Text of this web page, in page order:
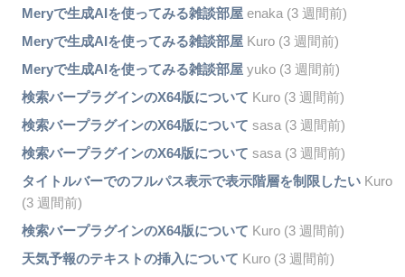
Meryで生成AIを使ってみる雑談部屋enaka (3 週間前)
Meryで生成AIを使ってみる雑談部屋Kuro (3 週間前)
Meryで生成AIを使ってみる雑談部屋yuko (3 週間前)
検索バープラグインのX64版について Kuro (3 週間前)
検索バープラグインのX64版について sasa (3 週間前)
検索バープラグインのX64版について sasa (3 週間前)
タイトルバーでのフルパス表示で表示階層を制限したいKuro
(3 週間前)
検索バープラグインのX64版について Kuro (3 週間前)
天気予報のテキストの挿入について Kuro (3 週間前)